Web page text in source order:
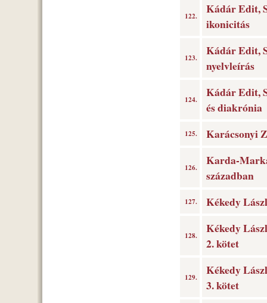
122.
Kádár Edit,
ikonicitás
123.
Kádár Edit,
nyelvleírás
124.
Kádár Edit,
és diakrónia
125. Karácsonyi
126.
Karda-
században
127. Kékedy
128.
Kékedy
2. kötet
129.
Kékedy
3. kötet